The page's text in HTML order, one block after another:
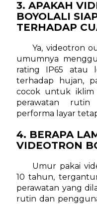
3. APAKAH
BOYOLALI
TERHADAP
Ya, videotron
umumnya
rating IP65 atau
terhadap hujan,
cocok untuk iklim
perawatan
performa layar
4. BERAPA
VIDEOTRON
Umur pakai
10 tahun,
perawatan yang
rutin dan